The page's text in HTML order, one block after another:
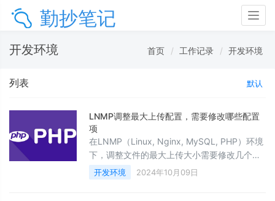
勤抄笔记
开发环境 首页 工作记录 开发环境
列表 默认
LNMP调整最大上传配置，需要修改哪些配置
项
在LNMP（Linux, Nginx, MySQL, PHP）环境
下，调整文件的最大上传大小需要修改几个关
键配置项。具体涉及Nginx和PHP的配置文
件，以下是详细的步骤：1. 修改 Nginx 配置
开发环境 2024年10月09日